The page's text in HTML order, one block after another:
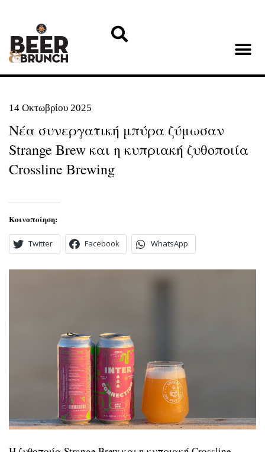
14 Οκτωβρίου 2025
Νέα συνεργατική μπύρα ζύμωσαν
Strange Brew και η κυπριακή ζυθοποιία
Crossline Brewing
Κοινοποίηση:
Twitter Facebook WhatsApp